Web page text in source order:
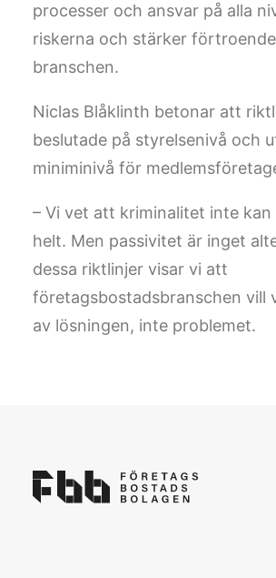
processer och ansvar på alla
riskerna och stärker
branschen.
Niclas Blåklinth betonar att
beslutade på styrelsenivå och
miniminivå för
– Vi vet att kriminalitet inte
helt. Men passivitet är inget
dessa riktlinjer visar vi att
företagsbostadsbranschen vill
av lösningen, inte problemet.